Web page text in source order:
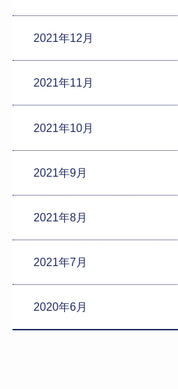
2021年12月
2021年11月
2021年10月
2021年9月
2021年8月
2021年7月
2020年6月